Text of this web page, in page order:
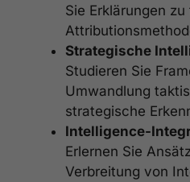
Sie Erklärungen
Strategische
Studieren Sie
Umwandlung
strategische
Intelligence-
Erlernen Sie
Verbreitung von